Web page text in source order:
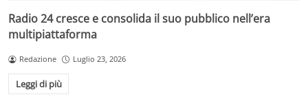
Radio 24 cresce e consolida il suo pubblico nell’era
multipiattaforma
Redazione Luglio 23, 2026
Leggi di più